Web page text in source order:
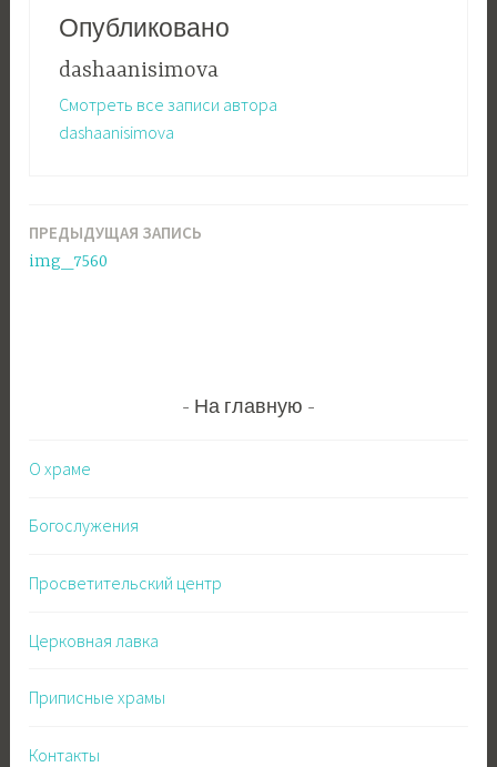
Опубликовано
dashaanisimova
Смотреть все записи автора
dashaanisimova
Навигация
по
ПРЕДЫДУЩАЯ ЗАПИСЬ
img_7560
На главную
О храме
Богослужения
Просветительский центр
Церковная лавка
Приписные храмы
Контакты